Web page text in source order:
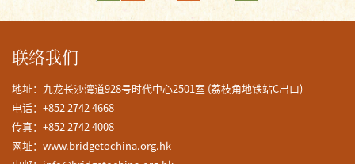
联络我们
地址：九龙长沙湾道928号时代中心2501室 (荔枝角地铁站C出口)
电话：+852 2742 4668
传真：+852 2742 4008
网址： www.bridgetochina.org.hk